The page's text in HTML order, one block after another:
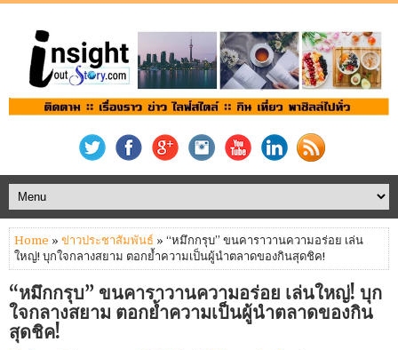
Home » ข่าวประชาสัมพันธ์ » “หมึกกรุบ” ขนคาราวานความอร่อย เล่น
ใหญ่! บุกใจกลางสยาม ตอกย้ำความเป็นผู้นำตลาดของกินสุดชิค!
“หมึกกรุบ” ขนคาราวานความอร่อย เล่นใหญ่! บุก
ใจกลางสยาม ตอกย้ำความเป็นผู้นำตลาดของกิน
สุดชิค!